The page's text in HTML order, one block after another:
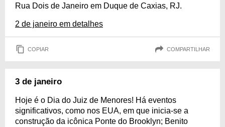
Rua Dois de Janeiro em Duque de Caxias, RJ.
2 de janeiro em detalhes
COPIAR COMPARTILHAR
3 de janeiro
Hoje é o Dia do Juiz de Menores! Há eventos
significativos, como nos EUA, em que inicia-se a
construção da icônica Ponte do Brooklyn; Benito